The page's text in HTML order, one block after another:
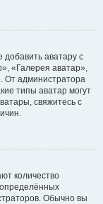
аватару с
«Галерея аватар»,
От администратора
типы аватар могут
свяжитесь с
количество
Обычно вы